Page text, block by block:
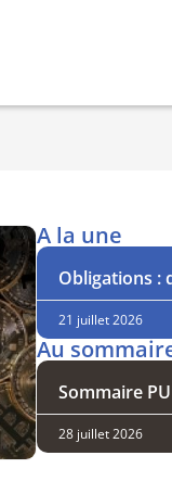
A la une
Obligations :
21 juillet 2026
Au
Sommaire
28 juillet 2026